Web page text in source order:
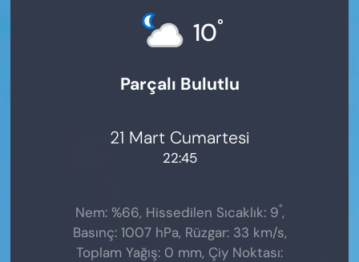
10°
Parçalı Bulutlu
21 Mart Cumartesi
22:45
Nem: %66, Hissedilen Sıcaklık: 9°,
Basınç: 1007 hPa, Rüzgar: 33 km/s,
Toplam Yağış: 0 mm, Çiy Noktası: